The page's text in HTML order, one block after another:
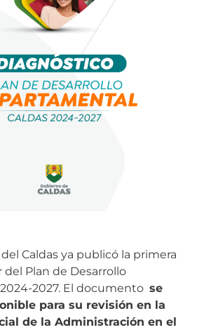
Caldas ya publicó la primera
del Plan de Desarrollo
2027. El documento se
para su revisión en la
de la Administración en el